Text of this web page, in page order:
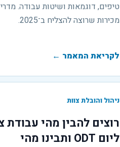
טיפים, דוגמאות ושיטות עבודה.
מכירות שרוצה להצליח ב־2025.
לקריאת המאמר ←
ניהול והובלת צוות
רוצים להבין מהי עבודת
ליום ODT ותבינו מהי